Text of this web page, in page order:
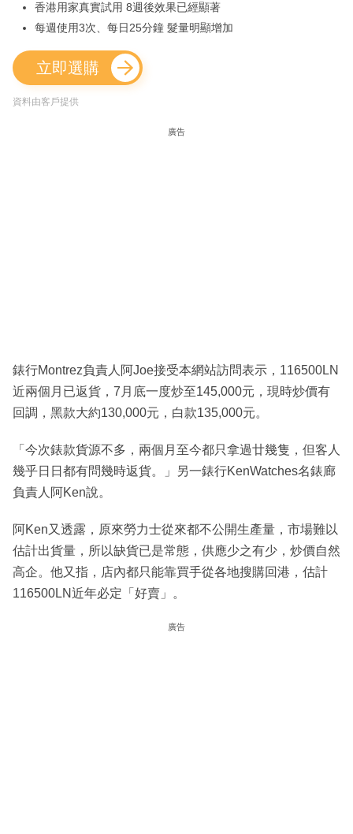
香港用家真實試用 8週後效果已經顯著
每週使用3次、每日25分鐘 髮量明顯增加
立即選購
資料由客戶提供
廣告
錶行Montrez負責人阿Joe接受本網站訪問表示，116500LN
近兩個月已返貨，7月底一度炒至145,000元，現時炒價有
回調，黑款大約130,000元，白款135,000元。
「今次錶款貨源不多，兩個月至今都只拿過廿幾隻，但客人
幾乎日日都有問幾時返貨。」另一錶行KenWatches名錶廊
負責人阿Ken說。
阿Ken又透露，原來勞力士從來都不公開生產量，市場難以
估計出貨量，所以缺貨已是常態，供應少之有少，炒價自然
高企。他又指，店內都只能靠買手從各地搜購回港，估計
116500LN近年必定「好賣」。
廣告